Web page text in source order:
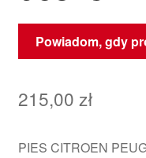
Powiadom, gdy
215,00 zł
PIES CITROEN